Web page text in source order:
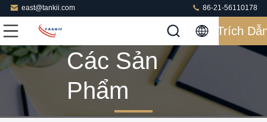
east@tankii.com 86-21-56110178
Trích
Các Sản
Phẩm